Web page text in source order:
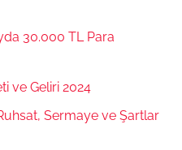
30.000 TL Para
ve Geliri 2024
Sermaye ve Şartlar